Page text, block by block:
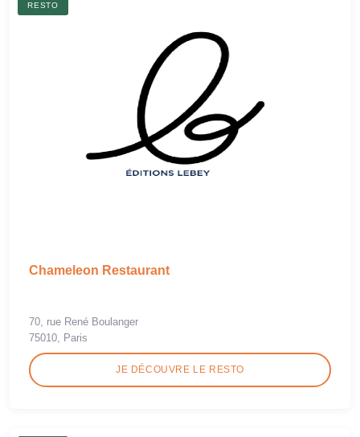
RESTO
Chameleon Restaurant
70, rue René Boulanger
75010, Paris
JE DÉCOUVRE LE RESTO